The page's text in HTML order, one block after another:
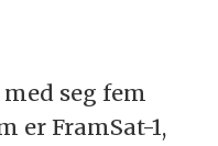
seg fem
er FramSat-1,